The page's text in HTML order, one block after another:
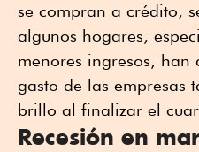
se compran a crédito,
algunos hogares,
menores ingresos, han
gasto de las empresas
brillo al finalizar el
Recesión en